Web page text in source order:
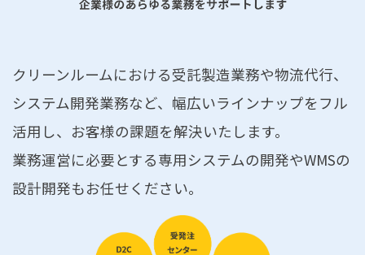
クリーンルームにおける受託製造業務や物流代行、
システム開発業務など、幅広いラインナップをフル
活用し、お客様の課題を解決いたします。
業務運営に必要とする専用システムの開発やWMSの
設計開発もお任せください。